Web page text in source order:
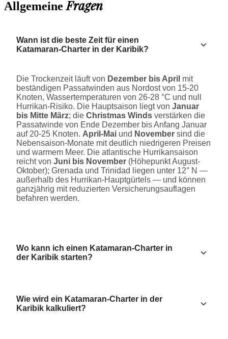
AllgemeineFragen
Wann ist die beste Zeit für einen
Katamaran-Charter in der Karibik?
Die Trockenzeit läuft von Dezember bis April mit
beständigen Passatwinden aus Nordost von 15-20
Knoten, Wassertemperaturen von 26-28 °C und null
Hurrikan-Risiko. Die Hauptsaison liegt von Januar
bis Mitte März; die Christmas Winds verstärken die
Passatwinde von Ende Dezember bis Anfang Januar
auf 20-25 Knoten. April-Mai und November sind die
Nebensaison-Monate mit deutlich niedrigeren Preisen
und warmem Meer. Die atlantische Hurrikansaison
reicht von Juni bis November (Höhepunkt August-
Oktober); Grenada und Trinidad liegen unter 12° N —
außerhalb des Hurrikan-Hauptgürtels — und können
ganzjährig mit reduzierten Versicherungsauflagen
befahren werden.
Wo kann ich einen Katamaran-Charter in
der Karibik starten?
Wie wird ein Katamaran-Charter in der
Karibik kalkuliert?